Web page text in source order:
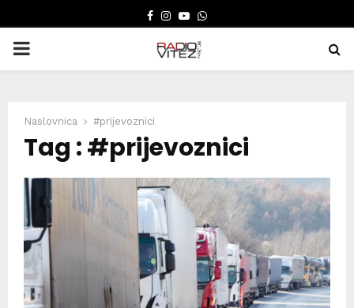
FACEBOOK
INSTAGRAM
YOUTUBE
WHATSAPP
PRIMARY
Naslovnica #prijevoznici
Tag : #prijevoznici